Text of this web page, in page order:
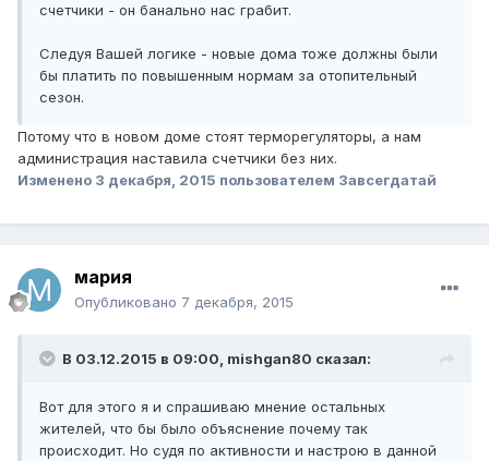
счетчики - он банально нас грабит.
Следуя Вашей логике - новые дома тоже должны были
бы платить по повышенным нормам за отопительный
сезон.
Потому что в новом доме стоят терморегуляторы, а нам
администрация наставила счетчики без них.
Изменено 3 декабря, 2015 пользователем Завсегдатай
мария
Опубликовано 7 декабря, 2015
В 03.12.2015 в 09:00, mishgan80 сказал:
Вот для этого я и спрашиваю мнение остальных
жителей, что бы было объяснение почему так
происходит. Но судя по активности и настрою в данной